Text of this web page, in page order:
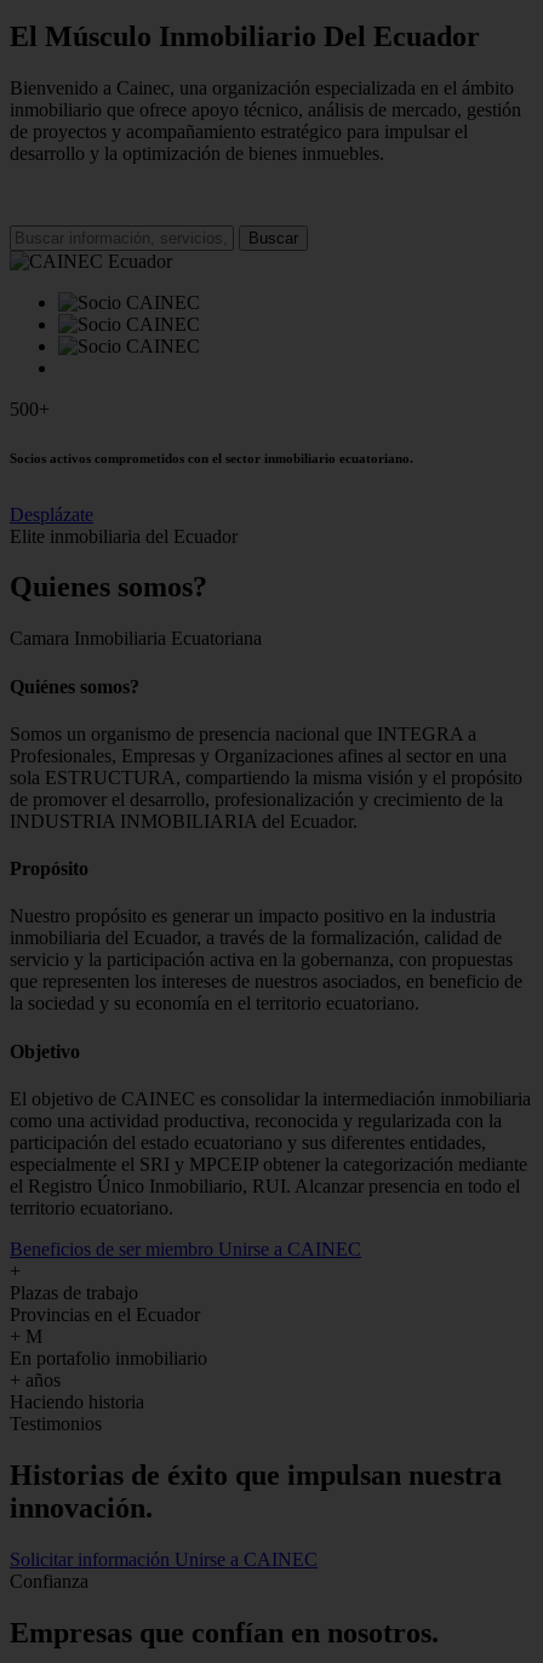
El Músculo Inmobiliario Del Ecuador
Bienvenido a Cainec, una organización especializada en el ámbito
inmobiliario que ofrece apoyo técnico, análisis de mercado, gestión
de proyectos y acompañamiento estratégico para impulsar el
desarrollo y la optimización de bienes inmuebles.
Buscar
500+
Socios activos comprometidos con el sector inmobiliario ecuatoriano.
Desplázate
Elite inmobiliaria del Ecuador
Quienes somos?
Camara Inmobiliaria Ecuatoriana
Quiénes somos?
Somos un organismo de presencia nacional que INTEGRA a
Profesionales, Empresas y Organizaciones afines al sector en una
sola ESTRUCTURA, compartiendo la misma visión y el propósito
de promover el desarrollo, profesionalización y crecimiento de la
INDUSTRIA INMOBILIARIA del Ecuador.
Propósito
Nuestro propósito es generar un impacto positivo en la industria
inmobiliaria del Ecuador, a través de la formalización, calidad de
servicio y la participación activa en la gobernanza, con propuestas
que representen los intereses de nuestros asociados, en beneficio de
la sociedad y su economía en el territorio ecuatoriano.
Objetivo
El objetivo de CAINEC es consolidar la intermediación inmobiliaria
como una actividad productiva, reconocida y regularizada con la
participación del estado ecuatoriano y sus diferentes entidades,
especialmente el SRI y MPCEIP obtener la categorización mediante
el Registro Único Inmobiliario, RUI. Alcanzar presencia en todo el
territorio ecuatoriano.
Beneficios de ser miembro Unirse a CAINEC
+
Plazas de trabajo
Provincias en el Ecuador
+ M
En portafolio inmobiliario
+ años
Haciendo historia
Testimonios
Historias de éxito que impulsan nuestra
innovación.
Solicitar información Unirse a CAINEC
Confianza
Empresas que confían en nosotros.